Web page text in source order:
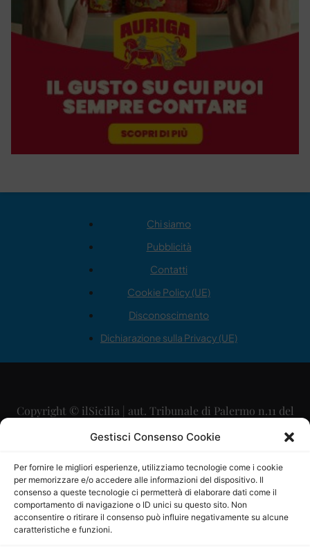
Gestisci Consenso Cookie
Per fornire le migliori esperienze, utilizziamo tecnologie come i cookie
per memorizzare e/o accedere alle informazioni del dispositivo. Il
consenso a queste tecnologie ci permetterà di elaborare dati come il
comportamento di navigazione o ID unici su questo sito. Non
acconsentire o ritirare il consenso può influire negativamente su alcune
caratteristiche e funzioni.
Chi siamo
Pubblicità
Contatti
Cookie Policy (UE)
Disconoscimento
Dichiarazione sulla Privacy (UE)
Copyright © ilSicilia | aut. Tribunale di Palermo n.11 del
29/09/2015
Direttore Editoriale: Maurizio Scaglione
Direttore Responsabile: Maria Calabrese